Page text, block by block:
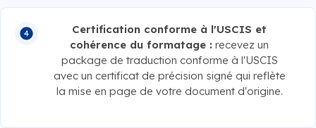
Certification conforme à l'USCIS et
cohérence du formatage : recevez un
package de traduction conforme à l'USCIS
avec un certificat de précision signé qui reflète
la mise en page de votre document d'origine.